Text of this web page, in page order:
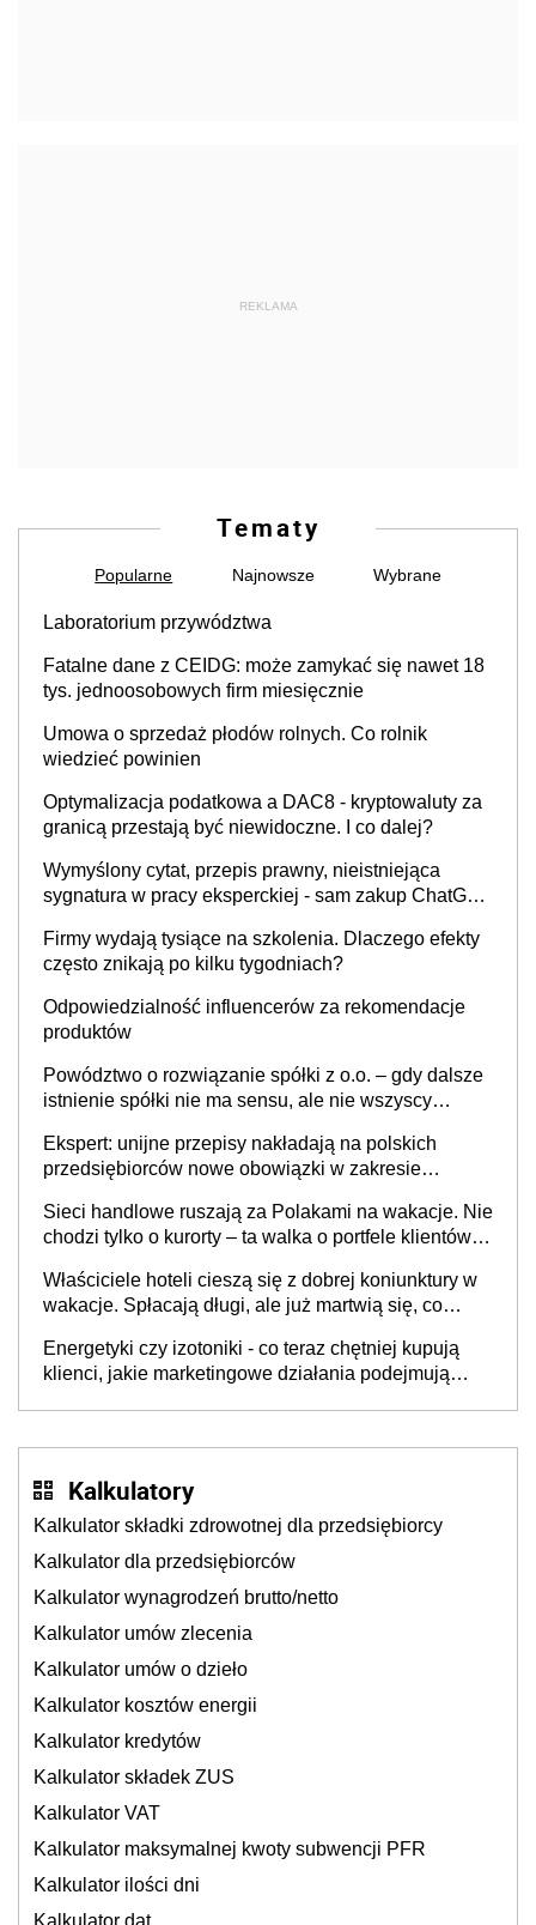
REKLAMA
Tematy
Popularne Najnowsze Wybrane
Laboratorium przywództwa
Fatalne dane z CEIDG: może zamykać się nawet 18
tys. jednoosobowych firm miesięcznie
Umowa o sprzedaż płodów rolnych. Co rolnik
wiedzieć powinien
Optymalizacja podatkowa a DAC8 - kryptowaluty za
granicą przestają być niewidoczne. I co dalej?
Wymyślony cytat, przepis prawny, nieistniejąca
sygnatura w pracy eksperckiej - sam zakup ChatGPT
Firmy wydają tysiące na szkolenia. Dlaczego efekty
często znikają po kilku tygodniach?
Odpowiedzialność influencerów za rekomendacje
produktów
Powództwo o rozwiązanie spółki z o.o. – gdy dalsze
istnienie spółki nie ma sensu, ale nie wszyscy
Ekspert: unijne przepisy nakładają na polskich
przedsiębiorców nowe obowiązki w zakresie
Sieci handlowe ruszają za Polakami na wakacje. Nie
chodzi tylko o kurorty – ta walka o portfele klientów
cichu
Właściciele hoteli cieszą się z dobrej koniunktury w
wakacje. Spłacają długi, ale już martwią się, co
Energetyki czy izotoniki - co teraz chętniej kupują
klienci, jakie marketingowe działania podejmują
Kalkulatory
Kalkulator składki zdrowotnej dla przedsiębiorcy
Kalkulator dla przedsiębiorców
Kalkulator wynagrodzeń brutto/netto
Kalkulator umów zlecenia
Kalkulator umów o dzieło
Kalkulator kosztów energii
Kalkulator kredytów
Kalkulator składek ZUS
Kalkulator VAT
Kalkulator maksymalnej kwoty subwencji PFR
Kalkulator ilości dni
Kalkulator dat